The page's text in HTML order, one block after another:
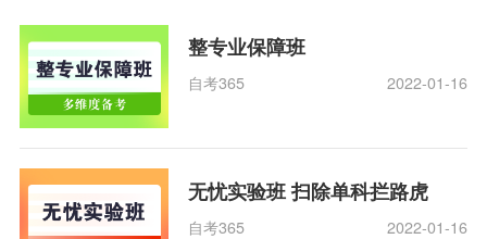
整专业保障班
自考365 2022-01-16
无忧实验班 扫除单科拦路虎
自考365 2022-01-16